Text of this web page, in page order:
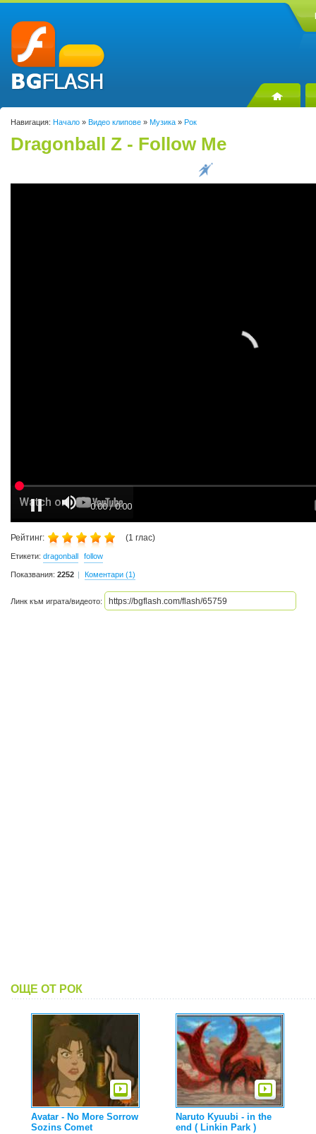
Навигация: Начало » Видео клипове » Музика » Рок
Dragonball Z - Follow Me
Рейтинг: (1 глас)
Етикети: dragonball follow
Показвания: 2252 Коментари (1)
Линк към играта/видеото:
ОЩЕ ОТ РОК
Avatar - No More Sorrow
Sozins Comet
Naruto Kyuubi - in the
end ( Linkin Park )